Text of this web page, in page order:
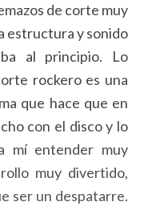
de corte muy
estructura y sonido
al principio. Lo
rockero es una
que hace que en
con el disco y lo
mí entender muy
muy divertido,
ser un despatarre.